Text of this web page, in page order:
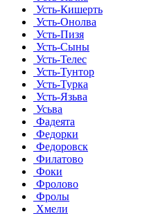
Усть-Кишерть
Усть-Онолва
Усть-Пизя
Усть-Сыны
Усть-Телес
Усть-Тунтор
Усть-Турка
Усть-Язьва
Усьва
Фадеята
Федорки
Федоровск
Филатово
Фоки
Фролово
Фролы
Хмели